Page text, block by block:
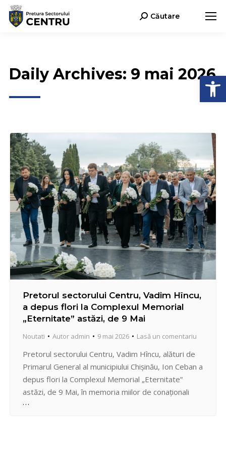
Search:Căutare
Daily Archives: 9 mai 2026
Pretorul sectorului Centru, Vadim Hîncu,
a depus flori la Complexul Memorial
„Eternitate” astăzi, de 9 Mai
Noutati Autor admin 9 mai 2026 Lasă un comentariu
Pretorul sectorului Centru, Vadim Hîncu, alături de
Primarul General al municipiului Chișinău, Ion Ceban a
depus flori la Complexul Memorial „Eternitate”
astăzi, de 9 Mai, în memoria miilor de conaționali
care și-au pierdut viața în cel de-al Doilea Război